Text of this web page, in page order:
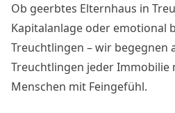
Ob geerbtes Elternhaus in
Kapitalanlage oder emotional
Treuchtlingen – wir begegnen
Treuchtlingen jeder Immobilie
Menschen mit Feingefühl.